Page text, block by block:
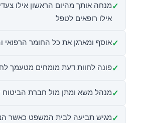
מנחה אותך מהיום הראשון אילו
אילו רופאים לטפל
אוסף ומארגן את כל החומר הרפואי
פונה לחוות דעת מומחים מטעמך
מנהל משא ומתן מול חברת
מגיש תביעה לבית המשפט כאשר